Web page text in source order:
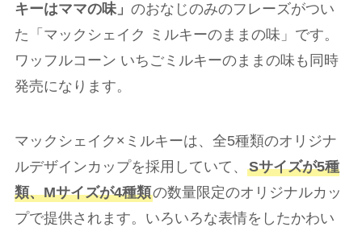
キーはママの味」 のおなじのみのフレーズがつい
た「マックシェイク ミルキーのままの味」です。
ワッフルコーン いちごミルキーのままの味も同時
発売になります。
マックシェイク×ミルキーは、全5種類のオリジナ
ルデザインカップを採用していて、 Sサイズが5種
類、Mサイズが4種類の数量限定のオリジナルカッ
プで提供されます。いろいろな表情をしたかわい